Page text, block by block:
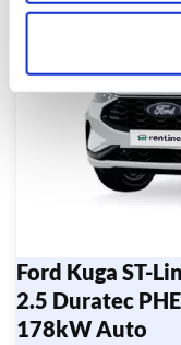
Ford Kuga ST-
2.5 Duratec
178kW Auto